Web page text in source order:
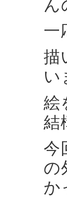
一
描
い
絵
結
今
の
か